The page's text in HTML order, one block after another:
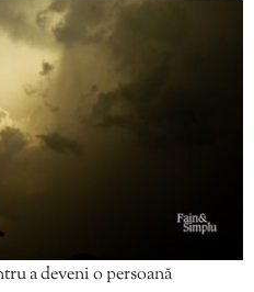
a deveni o persoană